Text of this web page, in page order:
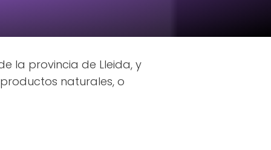
la provincia de Lleida, y
naturales, o